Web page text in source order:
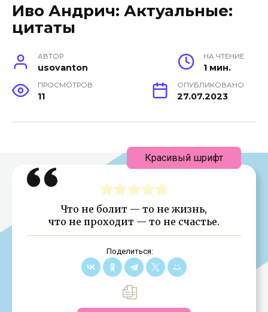
Иво Андрич: Актуальные:
цитаты
АВТОР
usovanton
НА ЧТЕНИЕ
1 мин.
ПРОСМОТРОВ
11
ОПУБЛИКОВАНО
27.07.2023
Что не болит — то не жизнь,
что не проходит — то не счастье.
Поделиться:
Красивый шрифт